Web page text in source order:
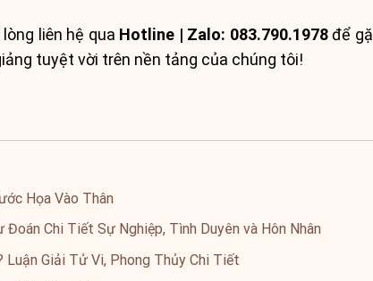
liên hệ qua Hotline | Zalo: 083.790.1978để
tuyệt vời trên nền tảng của chúng tôi!
Họa Vào Thân
Chi Tiết Sự Nghiệp, Tình Duyên và Hôn Nhân
Luận Giải Tử Vi, Phong Thủy Chi Tiết